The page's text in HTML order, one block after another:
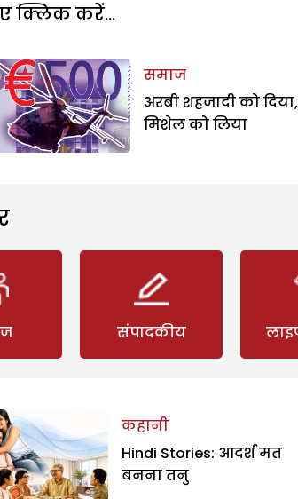
क्लिक करें...
समाज
अरबी शहजादी को दिया,
मिशेल को लिया
संपादकीय
कहानी
Hindi Stories: आदर्श मत
बनना तनु